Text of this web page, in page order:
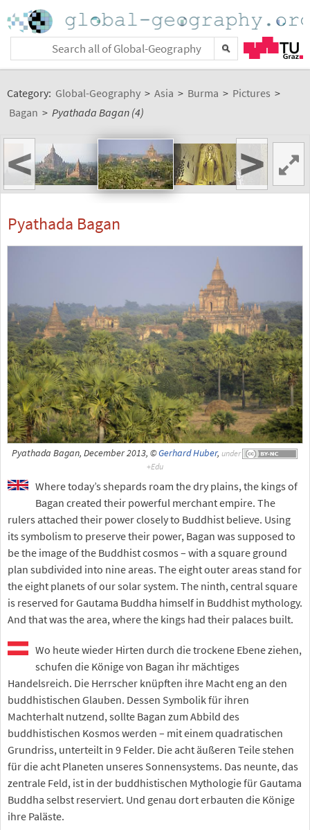
Category: Global-Geography > Asia > Burma > Pictures >
Bagan > Pyathada Bagan (4)
< >
Pyathada Bagan
Pyathada Bagan, December 2013, ©Gerhard Huber, under
Where today’s shepards roam the dry plains, the kings of
Bagan created their powerful merchant empire. The
rulers attached their power closely to Buddhist believe. Using
its symbolism to preserve their power, Bagan was supposed to
be the image of the Buddhist cosmos – with a square ground
plan subdivided into nine areas. The eight outer areas stand for
the eight planets of our solar system. The ninth, central square
is reserved for Gautama Buddha himself in Buddhist mythology.
And that was the area, where the kings had their palaces built.
Wo heute wieder Hirten durch die trockene Ebene ziehen,
schufen die Könige von Bagan ihr mächtiges
Handelsreich. Die Herrscher knüpften ihre Macht eng an den
buddhistischen Glauben. Dessen Symbolik für ihren
Machterhalt nutzend, sollte Bagan zum Abbild des
buddhistischen Kosmos werden – mit einem quadratischen
Grundriss, unterteilt in 9 Felder. Die acht äußeren Teile stehen
für die acht Planeten unseres Sonnensystems. Das neunte, das
zentrale Feld, ist in der buddhistischen Mythologie für Gautama
Buddha selbst reserviert. Und genau dort erbauten die Könige
ihre Paläste.